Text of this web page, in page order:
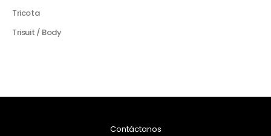
Tricota
Trisuit / Body
Contáctanos